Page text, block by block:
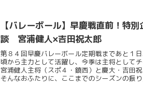
【バレーボール】早慶戦直前！特
談 宮浦健人×吉田祝太郎
第８４回早慶バレーボール定期戦まであと１
頃から主力として活躍し、今季は主将として
宮浦健人主将（スポ４・鎮西）と慶大・吉田祝
そんなおふたりに、ここまでのシーズンの振